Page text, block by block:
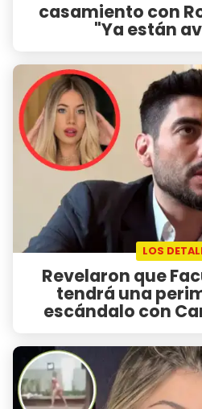
casamiento con
"Ya están
LOS
Revelaron que
tendrá una
escándalo con